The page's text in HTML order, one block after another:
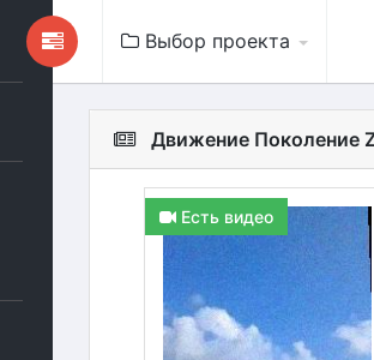
Выбор проекта
Движение Поколение
Есть видео